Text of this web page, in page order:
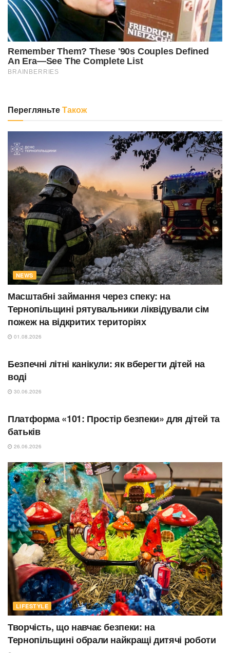
ПерегляньтеТакож
NEWS
Масштабні займання через спеку: на
Тернопільщині рятувальники ліквідували сім
пожеж на відкритих територіях
01.08.2026
Безпечні літні канікули: як вберегти дітей на
воді
30.06.2026
Платформа «101: Простір безпеки» для дітей та
батьків
26.06.2026
LIFESTYLE
Творчість, що навчає безпеки: на
Тернопільщині обрали найкращі дитячі роботи